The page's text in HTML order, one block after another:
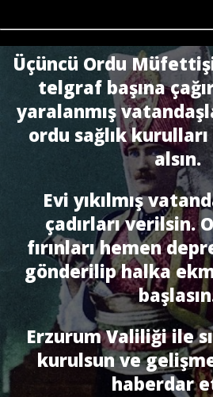
Üçüncü Ordu
telgraf başına
yaralanmış
ordu sağlık
alsın.
Evi yıkılmış
çadırları verilsin.
fırınları hemen
gönderilip halka
Erzurum Valiliği ile
kurulsun ve
haberdar